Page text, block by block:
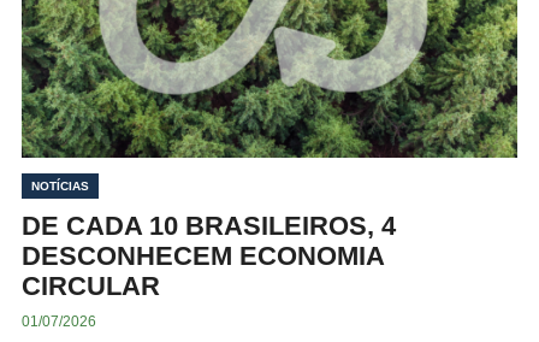
NOTÍCIAS
DE CADA 10 BRASILEIROS, 4
DESCONHECEM ECONOMIA
CIRCULAR
01/07/2026